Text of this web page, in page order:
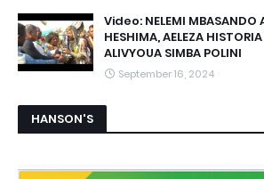
Video: NELEMI MBASANDO
HESHIMA, AELEZA HISTORIA
ALIVYOUA SIMBA POLINI
September 16, 2024
HANSON'S